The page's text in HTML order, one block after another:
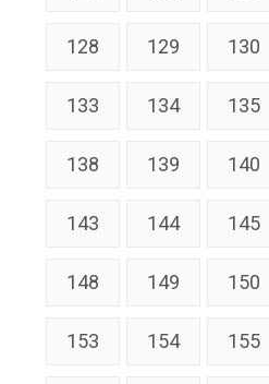
128 129 130
133 134 135
138 139 140
143 144 145
148 149 150
153 154 155